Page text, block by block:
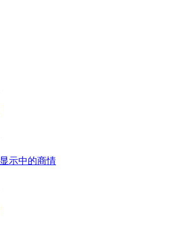
显示中的商情